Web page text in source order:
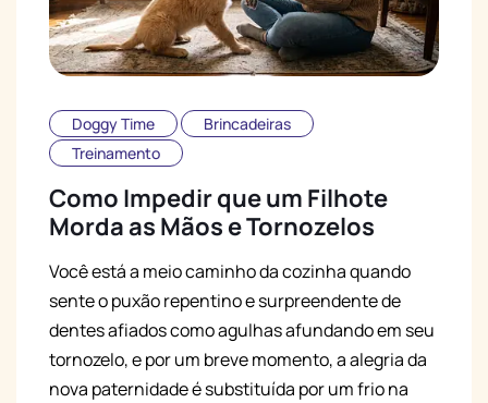
Doggy Time
Brincadeiras
Treinamento
Como Impedir que um Filhote
Morda as Mãos e Tornozelos
Você está a meio caminho da cozinha quando
sente o puxão repentino e surpreendente de
dentes afiados como agulhas afundando em seu
tornozelo, e por um breve momento, a alegria da
nova paternidade é substituída por um frio na